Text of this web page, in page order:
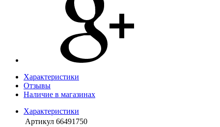
Характеристики
Отзывы
Наличие в магазинах
Характеристики
Артикул 66491750